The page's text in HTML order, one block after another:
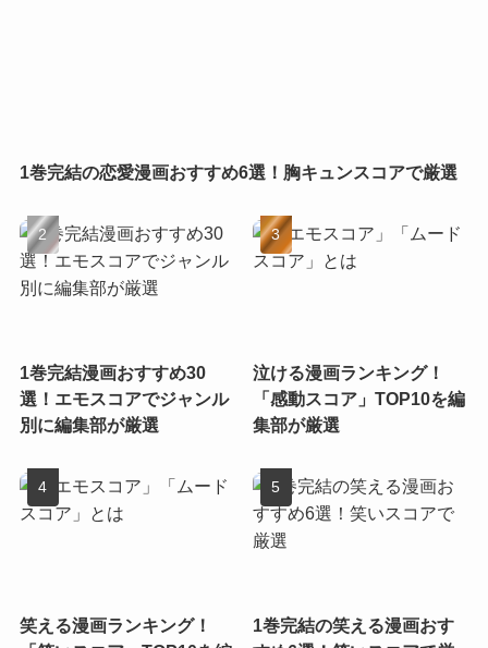
1巻完結の恋愛漫画おすすめ6選！胸キュンスコアで厳選
1巻完結漫画おすすめ30
選！エモスコアでジャンル
別に編集部が厳選
泣ける漫画ランキング！
「感動スコア」TOP10を編
集部が厳選
笑える漫画ランキング！
1巻完結の笑える漫画おす